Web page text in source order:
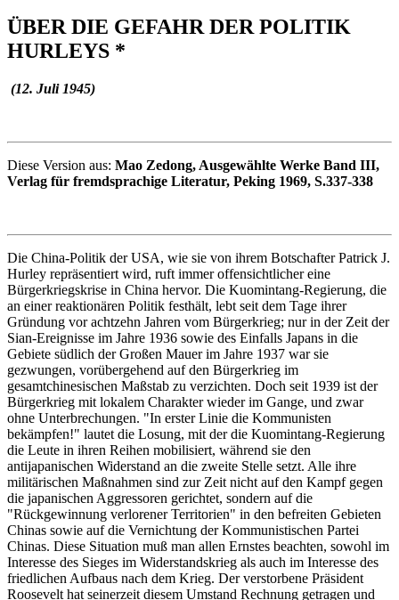
ÜBER DIE GEFAHR DER POLITIK
HURLEYS *
(12. Juli 1945)
Diese Version aus: Mao Zedong, Ausgewählte Werke Band III,
Verlag für fremdsprachige Literatur, Peking 1969, S.337-338
Die China-Politik der USA, wie sie von ihrem Botschafter Patrick J.
Hurley repräsentiert wird, ruft immer offensichtlicher eine
Bürgerkriegskrise in China hervor. Die Kuomintang-Regierung, die
an einer reaktionären Politik festhält, lebt seit dem Tage ihrer
Gründung vor achtzehn Jahren vom Bürgerkrieg; nur in der Zeit der
Sian-Ereignisse im Jahre 1936 sowie des Einfalls Japans in die
Gebiete südlich der Großen Mauer im Jahre 1937 war sie
gezwungen, vorübergehend auf den Bürgerkrieg im
gesamtchinesischen Maßstab zu verzichten. Doch seit 1939 ist der
Bürgerkrieg mit lokalem Charakter wieder im Gange, und zwar
ohne Unterbrechungen. "In erster Linie die Kommunisten
bekämpfen!" lautet die Losung, mit der die Kuomintang-Regierung
die Leute in ihren Reihen mobilisiert, während sie den
antijapanischen Widerstand an die zweite Stelle setzt. Alle ihre
militärischen Maßnahmen sind zur Zeit nicht auf den Kampf gegen
die japanischen Aggressoren gerichtet, sondern auf die
"Rückgewinnung verlorener Territorien" in den befreiten Gebieten
Chinas sowie auf die Vernichtung der Kommunistischen Partei
Chinas. Diese Situation muß man allen Ernstes beachten, sowohl im
Interesse des Sieges im Widerstandskrieg als auch im Interesse des
friedlichen Aufbaus nach dem Krieg. Der verstorbene Präsident
Roosevelt hat seinerzeit diesem Umstand Rechnung getragen und